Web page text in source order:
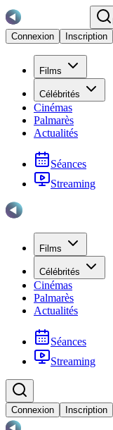
Connexion
Inscription
Films
Célébrités
Cinémas
Palmarès
Actualités
Séances
Streaming
Films
Célébrités
Cinémas
Palmarès
Actualités
Séances
Streaming
Connexion Inscription